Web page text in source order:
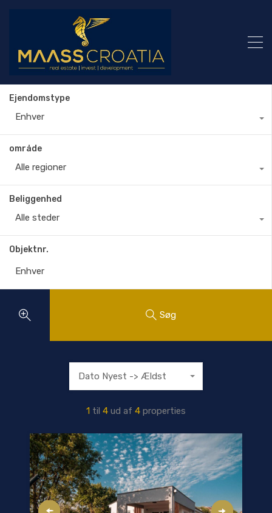
Ejendomstype
Enhver
område
Alle regioner
Beliggenhed
Alle steder
Objektnr.
Søg
1 til 4 ud af 4 properties
Dato Nyest -> Ældst